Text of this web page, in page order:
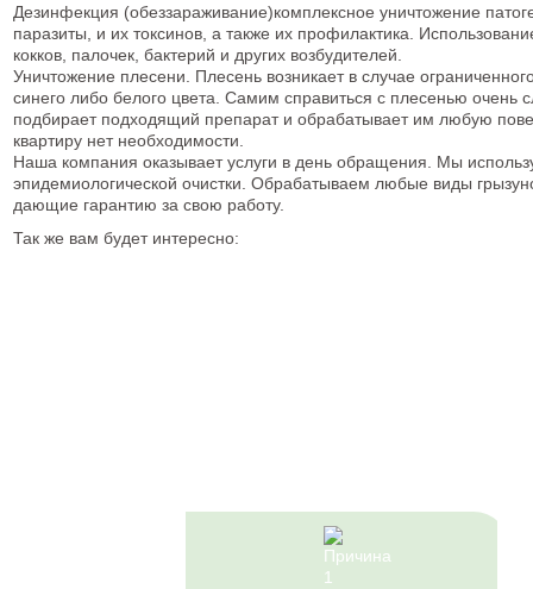
Дезинфекция (обеззараживание)комплексное уничтожение
паразиты, и их токсинов, а также их профилактика.
кокков, палочек, бактерий и других возбудителей.
Уничтожение плесени. Плесень возникает в случае
синего либо белого цвета. Самим справиться с плесенью очень
подбирает подходящий препарат и обрабатывает им любую
квартиру нет необходимости.
Наша компания оказывает услуги в день обращения. Мы
эпидемиологической очистки. Обрабатываем любые виды
дающие гарантию за свою работу.
Так же вам будет интересно: